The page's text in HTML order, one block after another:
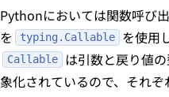
Pythonにおいては関数呼び
を
typing.Callable を使用
Callable
は引数と戻り値
象化されているので、それぞ